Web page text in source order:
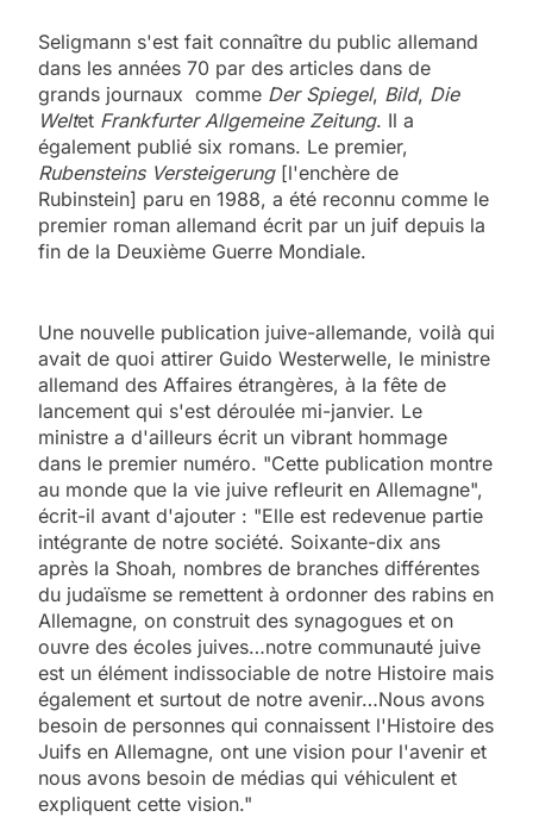
Seligmann s'est fait connaître du public allemand
dans les années 70 par des articles dans de
grands journaux comme Der Spiegel, Bild, Die
Weltet Frankfurter Allgemeine Zeitung. Il a
également publié six romans. Le premier,
Rubensteins Versteigerung[l'enchère de
Rubinstein] paru en 1988, a été reconnu comme le
premier roman allemand écrit par un juif depuis la
fin de la Deuxième Guerre Mondiale.
Une nouvelle publication juive-allemande, voilà qui
avait de quoi attirer Guido Westerwelle, le ministre
allemand des Affaires étrangères, à la fête de
lancement qui s'est déroulée mi-janvier. Le
ministre a d'ailleurs écrit un vibrant hommage
dans le premier numéro. "Cette publication montre
au monde que la vie juive refleurit en Allemagne",
écrit-il avant d'ajouter : "Elle est redevenue partie
intégrante de notre société. Soixante-dix ans
après la Shoah, nombres de branches différentes
du judaïsme se remettent à ordonner des rabins en
Allemagne, on construit des synagogues et on
ouvre des écoles juives…notre communauté juive
est un élément indissociable de notre Histoire mais
également et surtout de notre avenir…Nous avons
besoin de personnes qui connaissent l'Histoire des
Juifs en Allemagne, ont une vision pour l'avenir et
nous avons besoin de médias qui véhiculent et
expliquent cette vision."